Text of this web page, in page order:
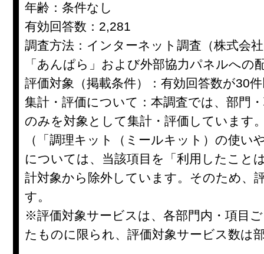
年齢：条件なし
有効回答数：2,281
調査方法：インターネット調査（株式会
「あんぱら」および外部協力パネルへの
評価対象（掲載条件）：有効回答数が30
集計・評価について：本調査では、部門
のみを対象として集計・評価しています
（「調理キット（ミールキット）の使い
については、当該項目を「利用したこと
計対象から除外しています。そのため、
す。
※評価対象サービスは、各部門内・項目
たものに限られ、評価対象サービス数は